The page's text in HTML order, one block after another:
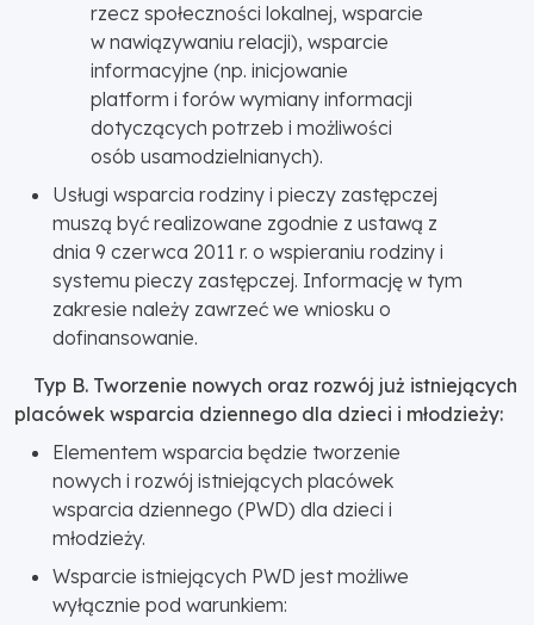
rzecz społeczności lokalnej, wsparcie
w nawiązywaniu relacji), wsparcie
informacyjne (np. inicjowanie
platform i forów wymiany informacji
dotyczących potrzeb i możliwości
osób usamodzielnianych).
Usługi wsparcia rodziny i pieczy zastępczej
muszą być realizowane zgodnie z ustawą z
dnia 9 czerwca 2011 r. o wspieraniu rodziny i
systemu pieczy zastępczej. Informację w tym
zakresie należy zawrzeć we wniosku o
dofinansowanie.
Typ B. Tworzenie nowych oraz rozwój już istniejących
placówek wsparcia dziennego dla dzieci i młodzieży:
Elementem wsparcia będzie tworzenie
nowych i rozwój istniejących placówek
wsparcia dziennego (PWD) dla dzieci i
młodzieży.
Wsparcie istniejących PWD jest możliwe
wyłącznie pod warunkiem: